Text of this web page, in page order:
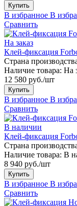
Купить
В избранное В
Сравнить
На заказ
Клей-фиксация
Страна
Наличие товара: На
12 580 руб./шт
Купить
В избранное В
Сравнить
В наличии
Клей-фиксация
Страна
Наличие товара: В
8 940 руб./шт
Купить
В избранное В
Сравнить